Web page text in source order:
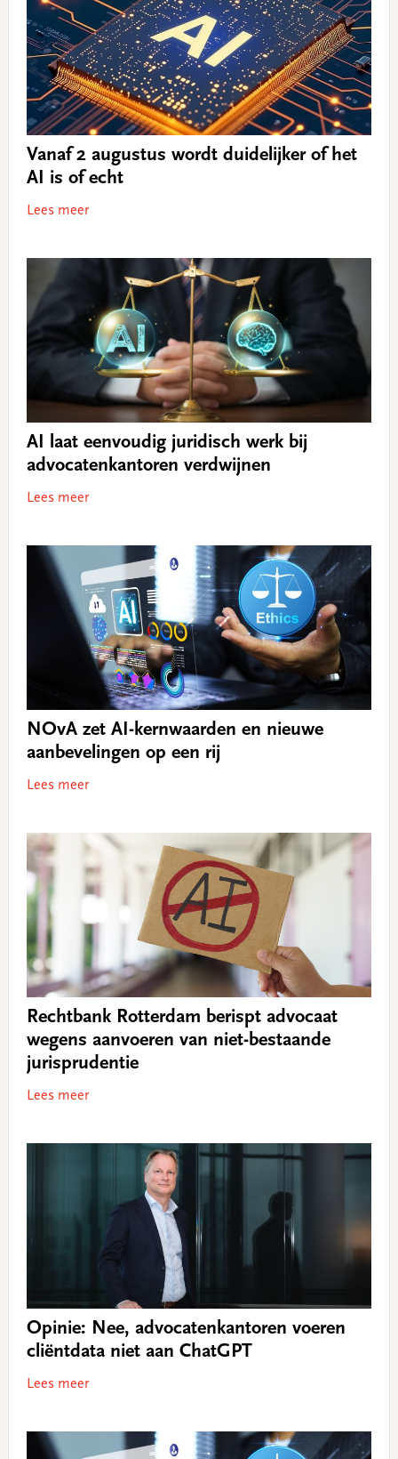
Vanaf 2 augustus wordt duidelijker of het
AI is of echt
Lees meer
AI laat eenvoudig juridisch werk bij
advocatenkantoren verdwijnen
Lees meer
NOvA zet AI-kernwaarden en nieuwe
aanbevelingen op een rij
Lees meer
Rechtbank Rotterdam berispt advocaat
wegens aanvoeren van niet-bestaande
jurisprudentie
Lees meer
Opinie: Nee, advocatenkantoren voeren
cliëntdata niet aan ChatGPT
Lees meer